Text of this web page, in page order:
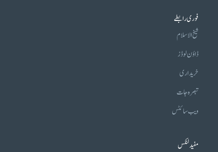
فوری رابطے
شیخ الاسلام
ڈاؤن لوڈز
خریداری
تبصرہ جات
ویب سائٹس
مفید لنکس